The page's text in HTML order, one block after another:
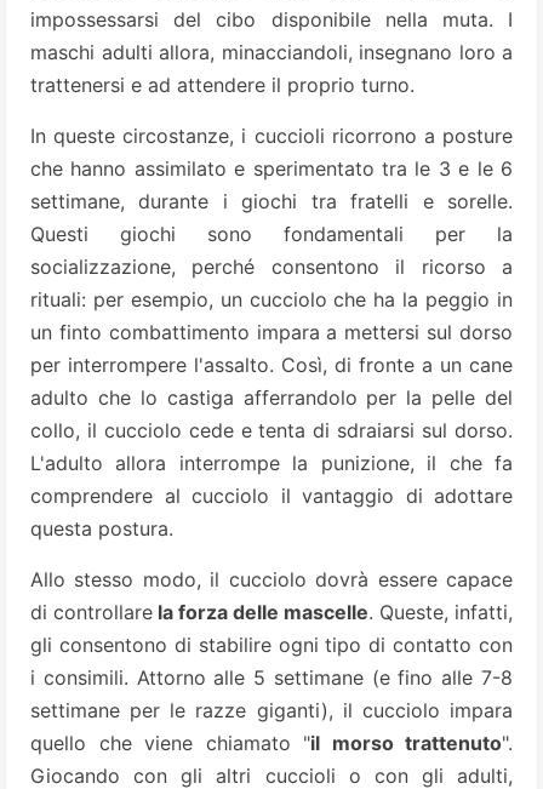
impossessarsi del cibo disponibile nella muta. I
maschi adulti allora, minacciandoli, insegnano loro a
trattenersi e ad attendere il proprio turno.
In queste circostanze, i cuccioli ricorrono a posture
che hanno assimilato e sperimentato tra le 3 e le 6
settimane, durante i giochi tra fratelli e sorelle.
Questi giochi sono fondamentali per la
socializzazione, perché consentono il ricorso a
rituali: per esempio, un cucciolo che ha la peggio in
un finto combattimento impara a mettersi sul dorso
per interrompere l'assalto. Così, di fronte a un cane
adulto che lo castiga afferrandolo per la pelle del
collo, il cucciolo cede e tenta di sdraiarsi sul dorso.
L'adulto allora interrompe la punizione, il che fa
comprendere al cucciolo il vantaggio di adottare
questa postura.
Allo stesso modo, il cucciolo dovrà essere capace
di controllare la forza delle mascelle. Queste, infatti,
gli consentono di stabilire ogni tipo di contatto con
i consimili. Attorno alle 5 settimane (e fino alle 7-8
settimane per le razze giganti), il cucciolo impara
quello che viene chiamato "il morso trattenuto".
Giocando con gli altri cuccioli o con gli adulti,